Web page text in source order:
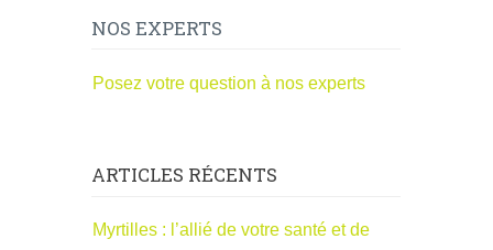
NOS EXPERTS
Posez votre question à nos experts
ARTICLES RÉCENTS
Myrtilles : l’allié de votre santé et de